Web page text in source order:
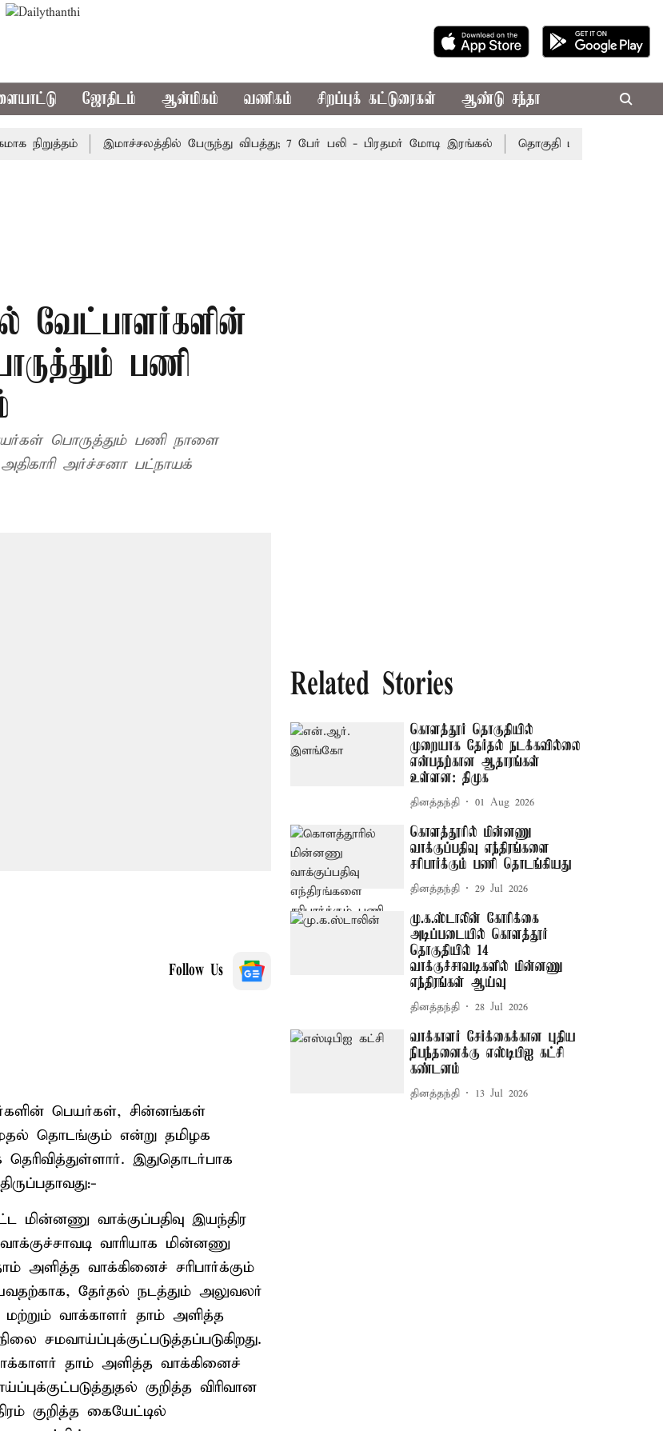
ஜோதிடம் ஆன்மிகம் வணிகம் சிறப்புக் கட்டுரைகள் ஆண்டு சந்தா
இமாச்சலத்தில் பேருந்து விபத்து; 7 பேர் பலி - பிரதமர் மோடி இரங்கல் தொகுதி மறுவரையறை
வேட்பாளர்களின்
பணி
பொருத்தும் பணி நாளை
அர்ச்சனா பட்நாயக்
Follow Us
பெயர்கள், சின்னங்கள்
தொடங்கும் என்று தமிழக
இதுதொடர்பாக
வாக்குப்பதிவு இயந்திர
வாரியாக மின்னணு
அளித்த வாக்கினைச் சரிபார்க்கும்
தேர்தல் நடத்தும் அலுவலர்
மற்றும் வாக்காளர் தாம் அளித்த
சமவாய்ப்புக்குட்படுத்தப்படுகிறது.
தாம் அளித்த வாக்கினைச்
குறித்த விரிவான
குறித்த கையேட்டில்
Related Stories
கொளத்தூர் தொகுதியில்
முறையாக தேர்தல் நடக்கவில்லை
என்பதற்கான ஆதாரங்கள்
உள்ளன: திமுக
தினத்தந்தி 01 Aug 2026
கொளத்தூரில் மின்னணு
வாக்குப்பதிவு எந்திரங்களை
சரிபார்க்கும் பணி தொடங்கியது
தினத்தந்தி 29 Jul 2026
மு.க.ஸ்டாலின் கோரிக்கை
அடிப்படையில் கொளத்தூர்
தொகுதியில் 14
வாக்குச்சாவடிகளில் மின்னணு
எந்திரங்கள் ஆய்வு
தினத்தந்தி 28 Jul 2026
வாக்காளர் சேர்க்கைக்கான புதிய
நிபந்தனைக்கு எஸ்டிபிஐ கட்சி
கண்டனம்
தினத்தந்தி 13 Jul 2026